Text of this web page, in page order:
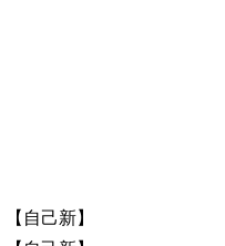
【自己新】